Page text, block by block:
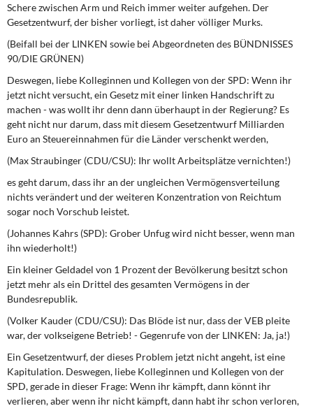
Schere zwischen Arm und Reich immer weiter aufgehen. Der
Gesetzentwurf, der bisher vorliegt, ist daher völliger Murks.
(Beifall bei der LINKEN sowie bei Abgeordneten des BÜNDNISSES
90/DIE GRÜNEN)
Deswegen, liebe Kolleginnen und Kollegen von der SPD: Wenn ihr
jetzt nicht versucht, ein Gesetz mit einer linken Handschrift zu
machen - was wollt ihr denn dann überhaupt in der Regierung? Es
geht nicht nur darum, dass mit diesem Gesetzentwurf Milliarden
Euro an Steuereinnahmen für die Länder verschenkt werden,
(Max Straubinger (CDU/CSU): Ihr wollt Arbeitsplätze vernichten!)
es geht darum, dass ihr an der ungleichen Vermögensverteilung
nichts verändert und der weiteren Konzentration von Reichtum
sogar noch Vorschub leistet.
(Johannes Kahrs (SPD): Grober Unfug wird nicht besser, wenn man
ihn wiederholt!)
Ein kleiner Geldadel von 1 Prozent der Bevölkerung besitzt schon
jetzt mehr als ein Drittel des gesamten Vermögens in der
Bundesrepublik.
(Volker Kauder (CDU/CSU): Das Blöde ist nur, dass der VEB pleite
war, der volkseigene Betrieb! - Gegenrufe von der LINKEN: Ja, ja!)
Ein Gesetzentwurf, der dieses Problem jetzt nicht angeht, ist eine
Kapitulation. Deswegen, liebe Kolleginnen und Kollegen von der
SPD, gerade in dieser Frage: Wenn ihr kämpft, dann könnt ihr
verlieren, aber wenn ihr nicht kämpft, dann habt ihr schon verloren,